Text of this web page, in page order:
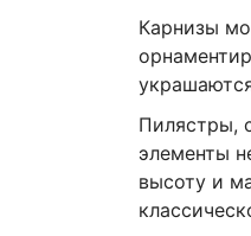
Карнизы
Пилястры,
элементы
высоту и